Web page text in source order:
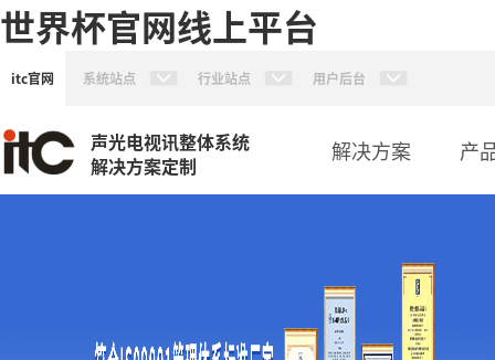
世界杯官网线上平台
itc官网 系统站点 行业站点 用户后台
声光电视讯整体系统
解决方案定制
解决方案 产